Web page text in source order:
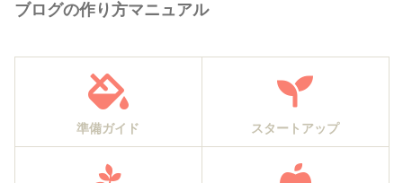
ブログの作り方マニュアル
準備ガイド スタートアップ